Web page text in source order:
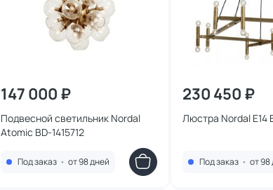
147 000 ₽
Подвесной светильник Nordal
Atomic BD-1415712
Под заказ • от 98 дней
230 450 ₽
Люстра Nordal E14
Под заказ • от 98